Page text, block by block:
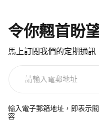
令你翹首盼
馬上訂閱我們的定期通
電
郵
輸入電子郵箱地址，即表示
容